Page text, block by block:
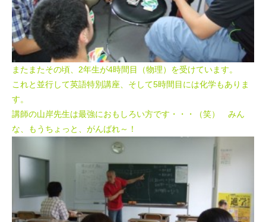
またまたその頃、2年生が4時間目（物理）を受けています。
これと並行して英語特別講座、そして5時間目には化学もありま
す。
講師の山岸先生は最強におもしろい方です・・・（笑） みん
な、もうちょっと、がんばれ～！